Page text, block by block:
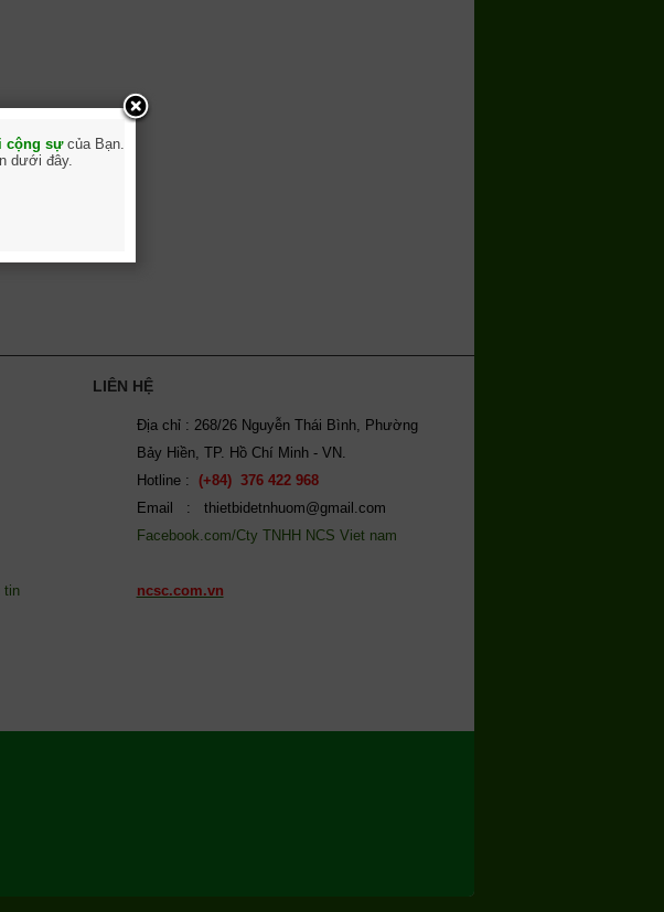
tin
LIÊN HỆ
Địa chỉ : 268/26 Nguyễn Thái Bình, Phường
Bảy Hiền, TP. Hồ Chí Minh - VN.
Hotline : (+84) 376 422 968
Email : thietbidetnhuom@gmail.com
Facebook.com/Cty TNHH NCS Viet nam
ncsc.com.vn
cộng sựcủa Bạn.
dưới đây.